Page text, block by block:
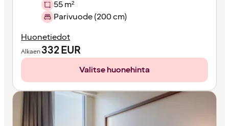
55 m²
Parivuode (200 cm)
Huonetiedot
Alkaen332EUR
Valitse huonehinta